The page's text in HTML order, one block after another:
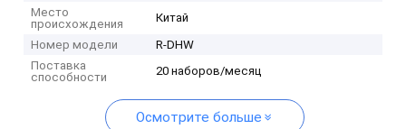
Место
происхождения
Китай
Номер модели
R-DHW
Поставка
способности
20 наборов/месяц
Осмотрите больше